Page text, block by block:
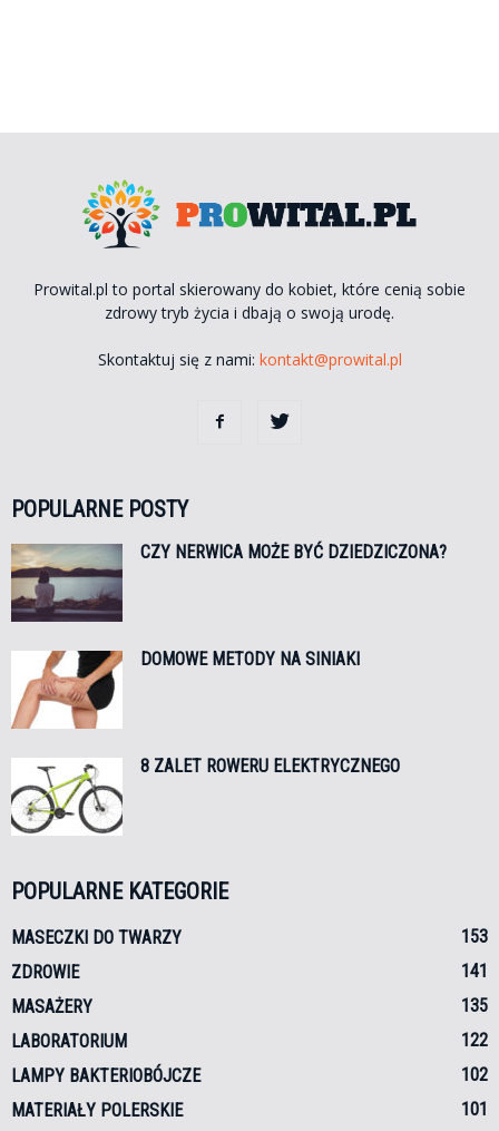
Prowital.pl to portal skierowany do kobiet, które cenią sobie
zdrowy tryb życia i dbają o swoją urodę.
Skontaktuj się z nami: kontakt@prowital.pl
POPULARNE POSTY
CZY NERWICA MOŻE BYĆ DZIEDZICZONA?
DOMOWE METODY NA SINIAKI
8 ZALET ROWERU ELEKTRYCZNEGO
POPULARNE KATEGORIE
MASECZKI DO TWARZY
153
ZDROWIE
141
MASAŻERY
135
LABORATORIUM
122
LAMPY BAKTERIOBÓJCZE
102
MATERIAŁY POLERSKIE
101